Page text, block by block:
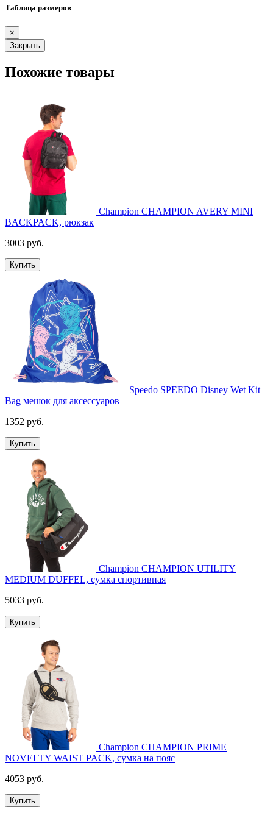
Таблица размеров
×
Закрыть
Похожие товары
Champion CHAMPION AVERY MINI
BACKPACK, рюкзак
3003 руб.
Купить
Speedo SPEEDO Disney Wet Kit
Bag мешок для аксессуаров
1352 руб.
Купить
Champion CHAMPION UTILITY
MEDIUM DUFFEL, сумка спортивная
5033 руб.
Купить
Champion CHAMPION PRIME
NOVELTY WAIST PACK, сумка на пояс
4053 руб.
Купить